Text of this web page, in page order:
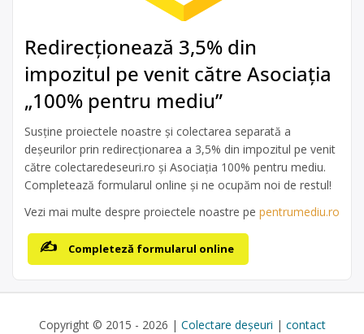
Redirecționează 3,5% din
impozitul pe venit către Asociația
„100% pentru mediu”
Susține proiectele noastre și colectarea separată a
deșeurilor prin redirecționarea a 3,5% din impozitul pe venit
către colectaredeseuri.ro și Asociația 100% pentru mediu.
Completează formularul online și ne ocupăm noi de restul!
Vezi mai multe despre proiectele noastre pe pentrumediu.ro
Completeză formularul online
Copyright © 2015 - 2026 | Colectare deșeuri | contact